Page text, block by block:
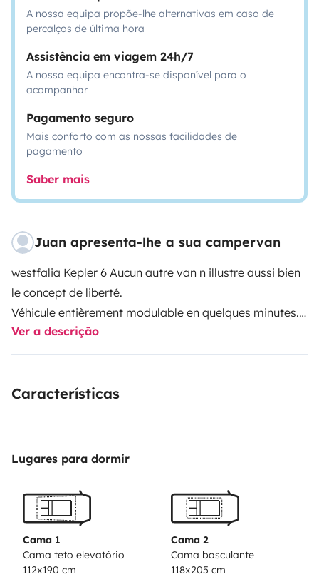
A nossa equipa propõe-lhe alternativas em caso de
percalços de última hora
Assistência em viagem 24h/7
A nossa equipa encontra-se disponível para o
acompanhar
Pagamento seguro
Mais conforto com as nossas facilidades de
pagamento
Saber mais
Juan apresenta-lhe a sua campervan
westfalia Kepler 6 Aucun autre van n illustre aussi bien
le concept de liberté.
Véhicule entièrement modulable en quelques minutes.
En famille , entre amis ou un petit weekend en
amoureux, le Kepler 6 n attend plus que vous.
Ver a descrição
Características
Lugares para dormir
Cama 1
Cama teto elevatório
112x190 cm
Cama 2
Cama basculante
118x205 cm